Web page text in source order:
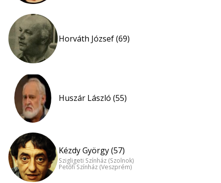
Horváth József (69)
Huszár László (55)
Kézdy György (57)
Szigligeti Színház (Szolnok)
Petőfi Színház (Veszprém)